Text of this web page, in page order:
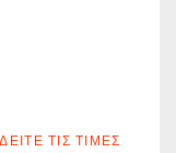
ΤΙΣ ΤΙΜΈΣ